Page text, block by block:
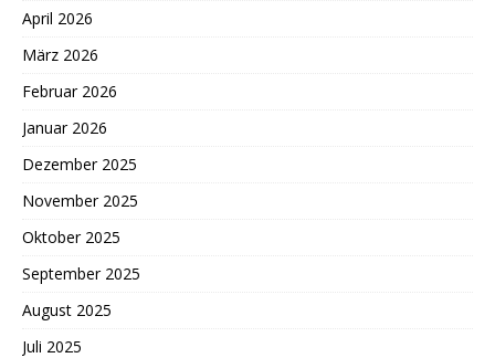
April 2026
März 2026
Februar 2026
Januar 2026
Dezember 2025
November 2025
Oktober 2025
September 2025
August 2025
Juli 2025